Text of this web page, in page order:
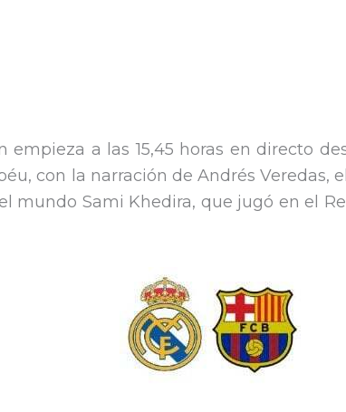
empieza a las 15,45 horas en directo
con la narración de Andrés Veredas,
mundo Sami Khedira, que jugó en el